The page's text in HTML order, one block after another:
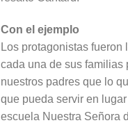
Con el ejemplo
Los protagonistas
cada una de sus familias
nuestros padres que lo
que pueda servir en
escuela Nuestra Señora